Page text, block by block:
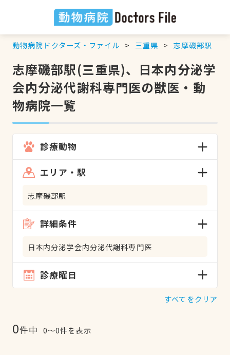
動物病院ドクターズ・ファイル 三重県 志摩磯部駅
志摩磯部駅(三重県)、日本内分泌学
会内分泌代謝科専門医の獣医・動
物病院一覧
診療動物
エリア・駅
志摩磯部駅
詳細条件
日本内分泌学会内分泌代謝科専門医
診療曜日
すべてをクリア
0件中 0〜0件を表示